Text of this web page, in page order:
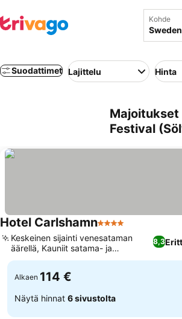
Kohde
Suodattimet Lajittelu Hinta
Majoitukset
Festival
Hotel Carlshamn4 Tähtiluokitus
8,3
Keskeinen sijainti venesataman
äärellä, Kauniit satama- ja
jokimaisemat
Alkaen 114 €
Näytä hinnat 6 sivustolta